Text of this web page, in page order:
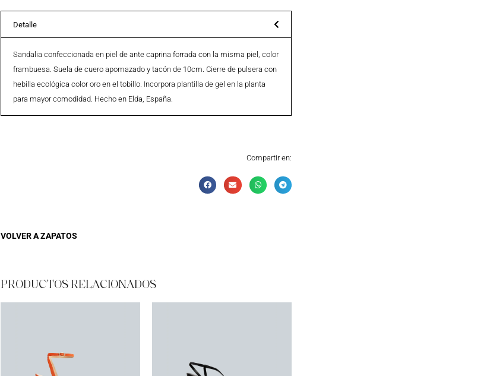
Detalle
Sandalia confeccionada en piel de ante caprina forrada con la misma piel, color
frambuesa. Suela de cuero apomazado y tacón de 10cm. Cierre de pulsera con
hebilla ecológica color oro en el tobillo. Incorpora plantilla de gel en la planta
para mayor comodidad. Hecho en Elda, España.
Compartir en:
VOLVER AZAPATOS
PRODUCTOS RELACIONADOS